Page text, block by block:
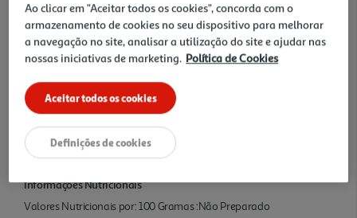
Ingredientes/Composição
Ingredientes: edulcorantes (sorbitol, isomalte, maltitol, xarope de
maltitol, aspartame, sucralose, acessulfame K), goma base, agente
de volume (E170), aromas, espessante (E414), humidificante (E422),
corantes (E171, E161b, E141, E133), emulsionante (leci tina de
girassol), agente de revestimento (E903), antioxidante (E321). O seu
consumo excessivo pode ter efeitos laxativos. Contém uma fonte
de fenilalanina..
Informações Nutricionais
Valores Nutricionais por: 100 Gramas :Não Preparado
Ao clicar em "Aceitar todos os cookies", concorda com o
armazenamento de cookies no seu dispositivo para melhorar
a navegação no site, analisar a utilização do site e ajudar nas
nossas iniciativas de marketing. Política de Cookies
Aceitar todos os cookies
Definições de cookies